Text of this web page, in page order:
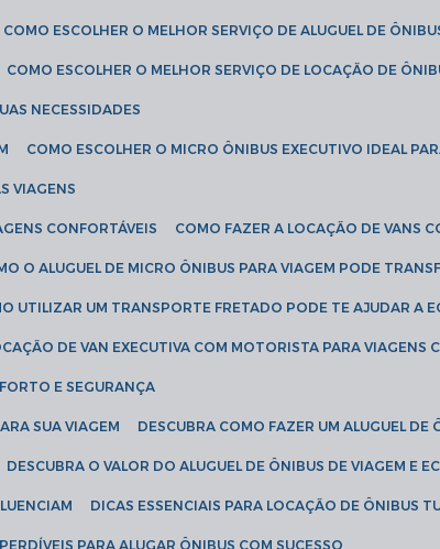
COMO ESCOLHER O MELHOR SERVIÇO DE ALUGUEL DE
COMO ESCOLHER O MELHOR SERVIÇO DE LOCAÇÃO DE
NECESSIDADES
COMO ESCOLHER O MICRO ÔNIBUS EXECUTIVO IDEAL
VIAGENS
CONFORTÁVEIS COMO FAZER A LOCAÇÃO DE VANS
O ALUGUEL DE MICRO ÔNIBUS PARA VIAGEM PODE
UTILIZAR UM TRANSPORTE FRETADO PODE TE AJUDAR A
DE VAN EXECUTIVA COM MOTORISTA PARA VIAGENS
E SEGURANÇA
SUA VIAGEM DESCUBRA COMO FAZER UM ALUGUEL
DESCUBRA O VALOR DO ALUGUEL DE ÔNIBUS DE VIAGEM E
DICAS ESSENCIAIS PARA LOCAÇÃO DE ÔNIBUS
PARA ALUGAR ÔNIBUS COM SUCESSO